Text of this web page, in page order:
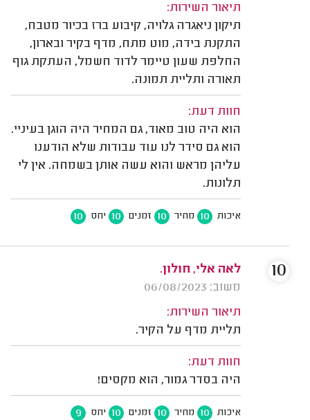
תיאור השירות:
תיקון ניאגרה גלויה, קיבוע ברז בכיור מטבח,
התקנת בידה, מוט מתח, מדף בקיר ובארון,
החלפת שעון טיימר לדוד חשמל, העתקת גוף
תאורה ותליית תמונה.
חוות דעת:
הוא היה טוב מאוד, גם המחיר היה הוגן בעיניי.
הוא גם סידר לנו עוד עבודות שלא הודענו
עליהן מראש והוא עשה אותן בשמחה. אין לי
תלונות.
איכות 10 מחיר 10 זמנים 10 יחס 10
לאה אלי, חולון.
משוב: 06/08/2023
תיאור השירות:
תליית מדף על הקיר.
חוות דעת:
היה בסדר גמור, הוא מקסים!
איכות 10 מחיר 10 זמנים 10 יחס 9
10